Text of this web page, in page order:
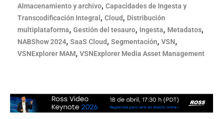
Almacenamiento y archivo, Capacidades de Ingesta y
Transcodificación Integral , Cloud, Distribución
multiplataforma, Gestión del tesauro, Ingesta, Metadatos,
NABShow 2024, SaaS Cloud, Segmentación, VSN,
VSNExplorer MAM, VSNExplorer Media Asset Management